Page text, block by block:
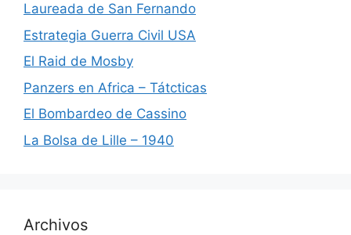
Laureada de San Fernando
Estrategia Guerra Civil USA
El Raid de Mosby
Panzers en Africa – Tátcticas
El Bombardeo de Cassino
La Bolsa de Lille – 1940
Archivos